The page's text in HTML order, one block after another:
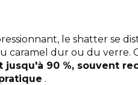
le shatter se
caramel dur ou du verre.
jusqu'à 90 %, souvent
.